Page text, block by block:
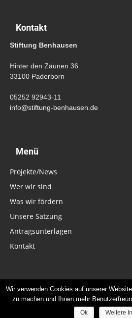
Kontakt
Stiftung Benhausen
Hinter den Zäunen 36
33100 Paderborn
05252 92943-11
info@stiftung-benhausen.de
Menü
Projekte/News
Wer wir sind
Was wir fördern
Unsere Satzung
Antragsunterlagen
Kontakt
Impressum
© 2019 - Stiftung
Wir verwenden Cookies auf unserer
zu machen und Ihnen mehr
Ok Weitere